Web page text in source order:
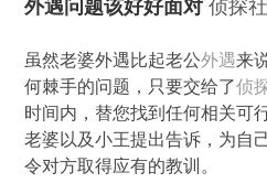
外遇问题该好好面对侦探
虽然老婆外遇比起老公外遇来
何棘手的问题，只要交给了侦
时间内，替您找到任何相关可
老婆以及小王提出告诉，为自
令对方取得应有的教训。